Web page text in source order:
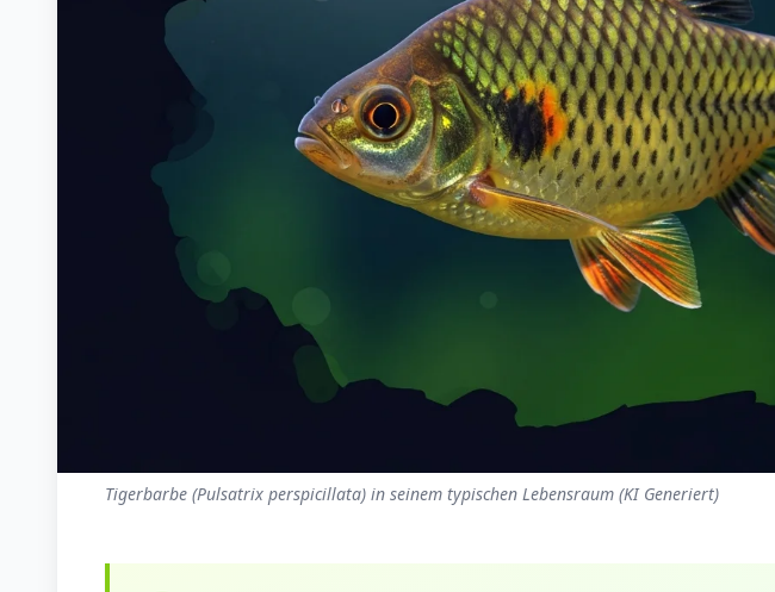
Tigerbarbe (Pulsatrix perspicillata) in seinem typischen Lebensraum (KI Generiert)